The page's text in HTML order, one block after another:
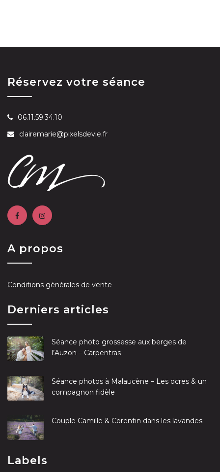
Réservez votre séance
06.11.59.34.10
clairemarie@pixelsdevie.fr
A propos
Conditions générales de vente
Derniers articles
Séance photo grossesse aux berges de
l’Auzon – Carpentras
Séance photos à Malaucène – Les ocres & un
compagnon fidèle
Couple Camille & Corentin dans les lavandes
Labels